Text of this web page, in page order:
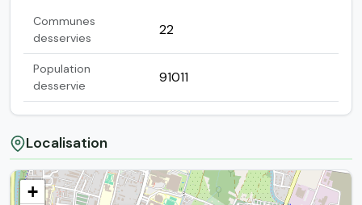
Communes
desservies
22
Population
desservie
91011
Localisation
+